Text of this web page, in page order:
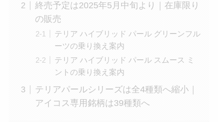
終売予定は2025年5月中旬より｜在庫限り
の販売
テリア ハイブリッド パール グリーンフル
ーツの乗り換え案内
テリア ハイブリッド パール スムース ミ
ントの乗り換え案内
テリアパールシリーズは全4種類へ縮小｜
アイコス専用銘柄は39種類へ